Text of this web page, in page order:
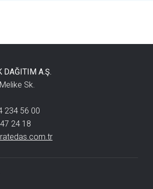
DAĞITIM A.Ş.
Sk.
234 56 00
24 18